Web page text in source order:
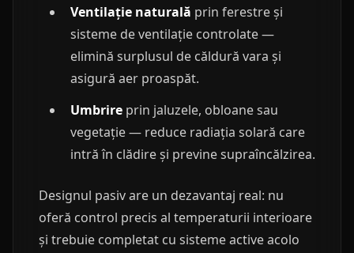
Ventilație naturală prin ferestre și
sisteme de ventilație controlate —
elimină surplusul de căldură vara și
asigură aer proaspăt.
Umbrire prin jaluzele, obloane sau
vegetație — reduce radiația solară care
intră în clădire și previne supraîncălzirea.
Designul pasiv are un dezavantaj real: nu
oferă control precis al temperaturii interioare
și trebuie completat cu sisteme active acolo